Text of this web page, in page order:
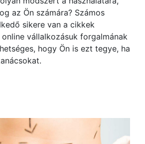
az Ön számára? Számos
sikere van a cikkek
vállalkozásuk forgalmának
hogy Ön is ezt tegye, ha